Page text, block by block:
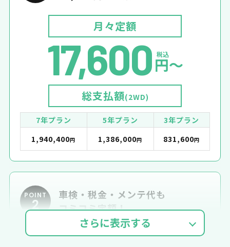
月々定額
17,600 税込
円〜
総支払額(2WD)
7年プラン 5年プラン
3年プラン
1,940,400円 1,386,000円 831,600円
POINT
2
車検・税金・メンテ代も
コミコミ定額！